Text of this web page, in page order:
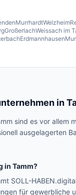
MurrhardtWelzheim
GroßerlachWeissach im
Erdmannhausen
in
sind es vor allem
ausgelagerten
in Tamm?
SOLL-
für